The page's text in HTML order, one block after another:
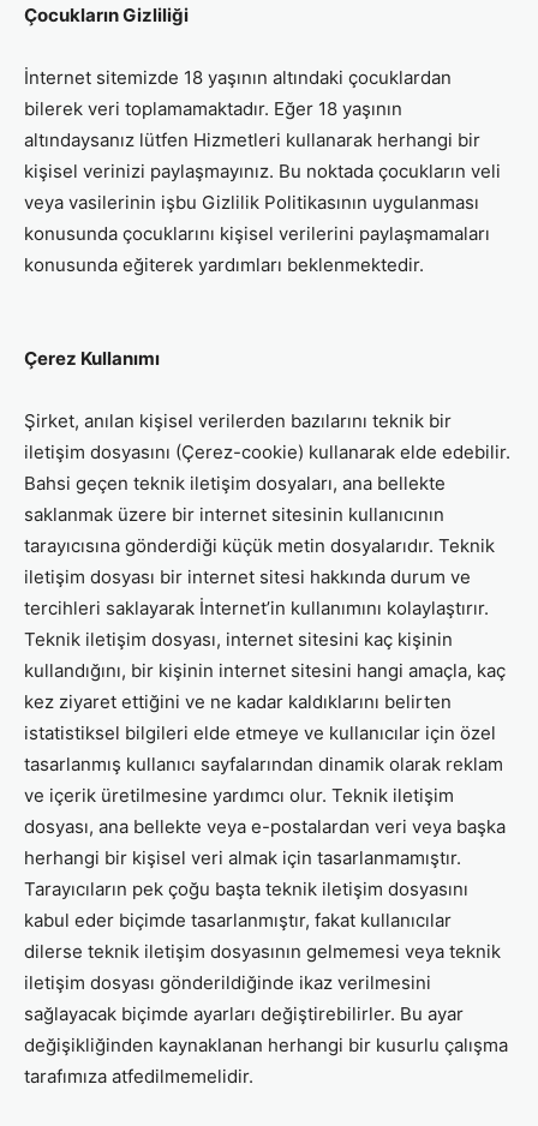
Çocukların Gizliliği
İnternet sitemizde 18 yaşının altındaki çocuklardan
bilerek veri toplamamaktadır. Eğer 18 yaşının
altındaysanız lütfen Hizmetleri kullanarak herhangi bir
kişisel verinizi paylaşmayınız. Bu noktada çocukların veli
veya vasilerinin işbu Gizlilik Politikasının uygulanması
konusunda çocuklarını kişisel verilerini paylaşmamaları
konusunda eğiterek yardımları beklenmektedir.
Çerez Kullanımı
Şirket, anılan kişisel verilerden bazılarını teknik bir
iletişim dosyasını (Çerez-cookie) kullanarak elde edebilir.
Bahsi geçen teknik iletişim dosyaları, ana bellekte
saklanmak üzere bir internet sitesinin kullanıcının
tarayıcısına gönderdiği küçük metin dosyalarıdır. Teknik
iletişim dosyası bir internet sitesi hakkında durum ve
tercihleri saklayarak İnternet’in kullanımını kolaylaştırır.
Teknik iletişim dosyası, internet sitesini kaç kişinin
kullandığını, bir kişinin internet sitesini hangi amaçla, kaç
kez ziyaret ettiğini ve ne kadar kaldıklarını belirten
istatistiksel bilgileri elde etmeye ve kullanıcılar için özel
tasarlanmış kullanıcı sayfalarından dinamik olarak reklam
ve içerik üretilmesine yardımcı olur. Teknik iletişim
dosyası, ana bellekte veya e-postalardan veri veya başka
herhangi bir kişisel veri almak için tasarlanmamıştır.
Tarayıcıların pek çoğu başta teknik iletişim dosyasını
kabul eder biçimde tasarlanmıştır, fakat kullanıcılar
dilerse teknik iletişim dosyasının gelmemesi veya teknik
iletişim dosyası gönderildiğinde ikaz verilmesini
sağlayacak biçimde ayarları değiştirebilirler. Bu ayar
değişikliğinden kaynaklanan herhangi bir kusurlu çalışma
tarafımıza atfedilmemelidir.